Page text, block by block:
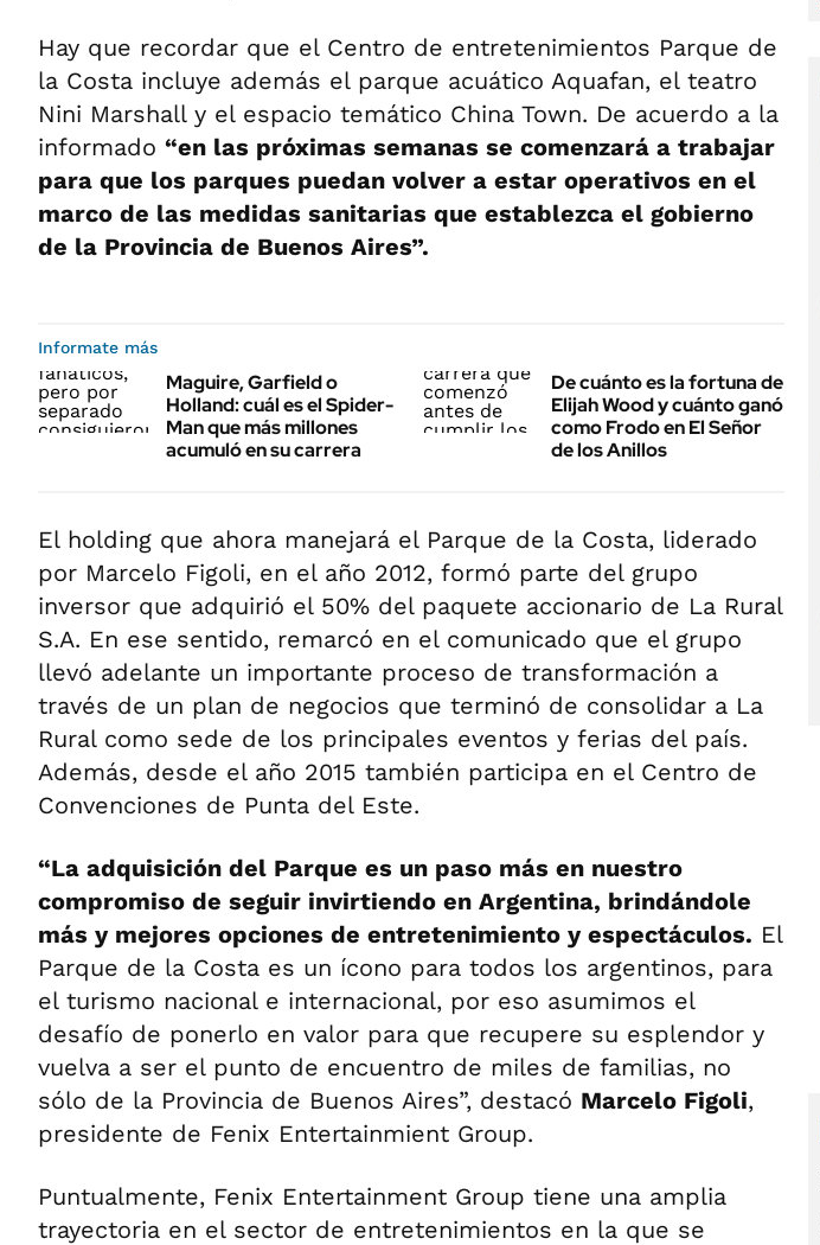
Hay que recordar que el Centro de entretenimientos Parque de
la Costa incluye además el parque acuático Aquafan, el teatro
Nini Marshall y el espacio temático China Town. De acuerdo a la
informado “en las próximas semanas se comenzará a trabajar
para que los parques puedan volver a estar operativos en el
marco de las medidas sanitarias que establezca el gobierno
de la Provincia de Buenos Aires”.
Informate más
Maguire, Garfield o
Holland: cuál es el Spider-
Man que más millones
acumuló en su carrera
De cuánto es la fortuna de
Elijah Wood y cuánto ganó
como Frodo en El Señor
de los Anillos
El holding que ahora manejará el Parque de la Costa, liderado
por Marcelo Figoli, en el año 2012, formó parte del grupo
inversor que adquirió el 50% del paquete accionario de La Rural
S.A. En ese sentido, remarcó en el comunicado que el grupo
llevó adelante un importante proceso de transformación a
través de un plan de negocios que terminó de consolidar a La
Rural como sede de los principales eventos y ferias del país.
Además, desde el año 2015 también participa en el Centro de
Convenciones de Punta del Este.
“La adquisición del Parque es un paso más en nuestro
compromiso de seguir invirtiendo en Argentina, brindándole
más y mejores opciones de entretenimiento y espectáculos. El
Parque de la Costa es un ícono para todos los argentinos, para
el turismo nacional e internacional, por eso asumimos el
desafío de ponerlo en valor para que recupere su esplendor y
vuelva a ser el punto de encuentro de miles de familias, no
sólo de la Provincia de Buenos Aires”, destacó Marcelo Figoli,
presidente de Fenix Entertainmient Group.
Puntualmente, Fenix Entertainment Group tiene una amplia
trayectoria en el sector de entretenimientos en la que se